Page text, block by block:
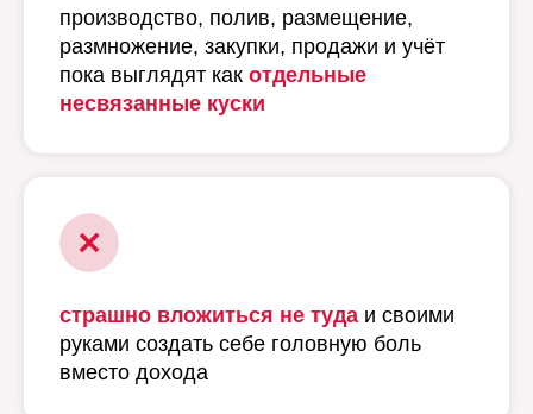
производство, полив, размещение,
размножение, закупки, продажи и учёт
пока выглядят как отдельные
несвязанные куски
страшно вложиться не туда и своими
руками создать себе головную боль
вместо дохода